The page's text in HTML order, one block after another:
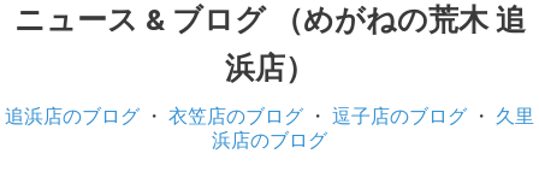
ショップ
ニュース & ブログ （めがねの荒木 追
浜店）
追浜店のブログ ・ 衣笠店のブログ ・ 逗子店のブログ ・ 久里
浜店のブログ